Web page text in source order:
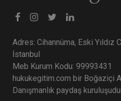
Adres: Cihannüma, Eski Yıldız
İstanbul
Meb Kurum Kodu: 99993431
hukukegitim.com bir Boğaziçi
Danışmanlık paydaş